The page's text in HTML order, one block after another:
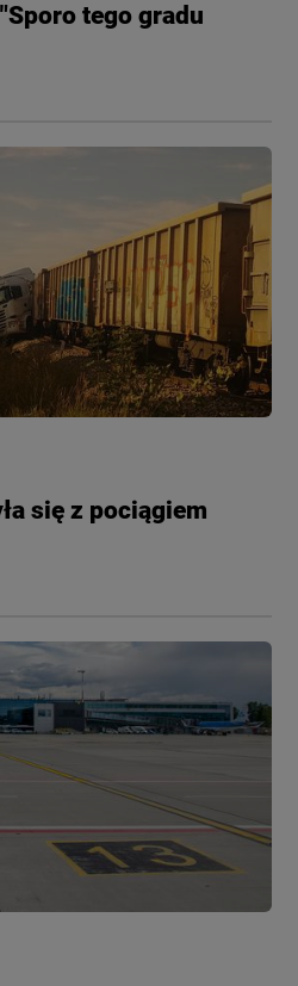
tego gradu
się z pociągiem